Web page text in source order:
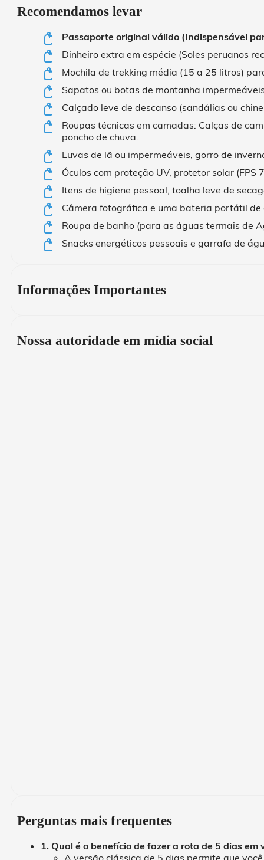
Recomendamos levar
Passaporte original válido (Indispensável
Dinheiro extra em espécie (Soles peruanos
Mochila de trekking média (15 a 25 litros)
Sapatos ou botas de montanha
Calçado leve de descanso (sandálias ou
Roupas técnicas em camadas: Calças de
poncho de chuva.
Luvas de lã ou impermeáveis, gorro de
Óculos com proteção UV, protetor solar
Itens de higiene pessoal, toalha leve de
Câmera fotográfica e uma bateria portátil
Roupa de banho (para as águas termais de
Snacks energéticos pessoais e garrafa de
Informações Importantes
Nossa autoridade em mídia social
Perguntas mais frequentes
1. Qual é o benefício de fazer a rota de 5 dias em